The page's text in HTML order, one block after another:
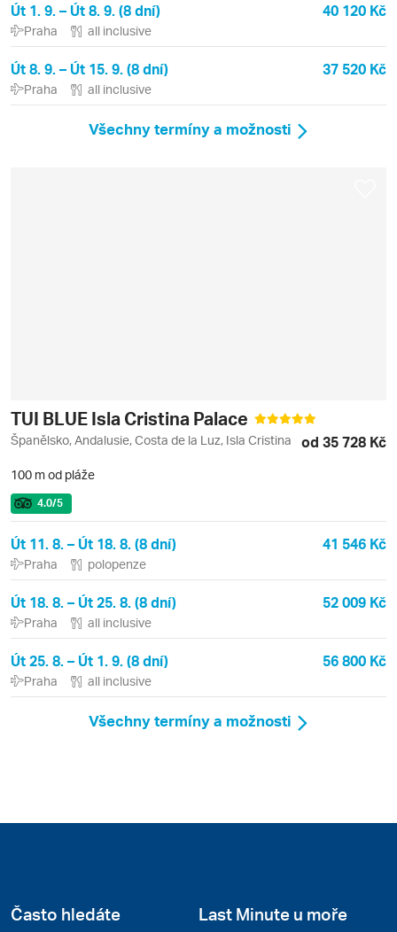
Út 1. 9. – Út 8. 9. (8 dní) 40 120 Kč
Praha all inclusive
Út 8. 9. – Út 15. 9. (8 dní) 37 520 Kč
Praha all inclusive
Všechny termíny a možnosti
TUI BLUE Isla Cristina Palace
Španělsko, Andalusie, Costa de la Luz, Isla Cristina od 35 728 Kč
100 m od pláže
4.0/5
Út 11. 8. – Út 18. 8. (8 dní) 41 546 Kč
Praha polopenze
Út 18. 8. – Út 25. 8. (8 dní) 52 009 Kč
Praha all inclusive
Út 25. 8. – Út 1. 9. (8 dní) 56 800 Kč
Praha all inclusive
Všechny termíny a možnosti
Často hledáte Last Minute u moře